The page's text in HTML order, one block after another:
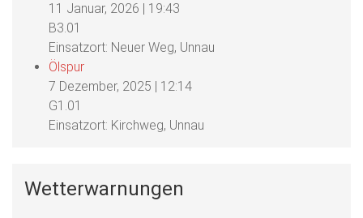
11 Januar, 2026 | 19:43
B3.01
Einsatzort: Neuer Weg, Unnau
Ölspur
7 Dezember, 2025 | 12:14
G1.01
Einsatzort: Kirchweg, Unnau
Wetterwarnungen